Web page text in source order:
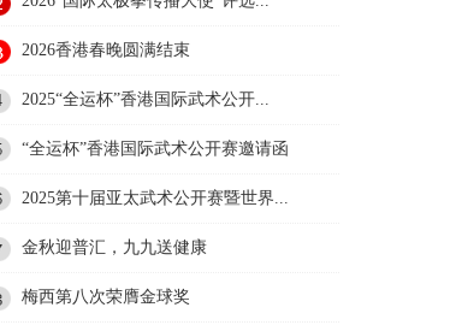
2026香港春晚圆满结束
2025“全运杯”香港国际武术公开...
“全运杯”香港国际武术公开赛邀请函
2025第十届亚太武术公开赛暨世界...
金秋迎普汇，九九送健康
梅西第八次荣膺金球奖